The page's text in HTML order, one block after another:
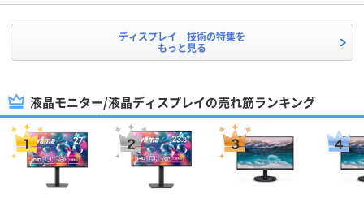
ディスプレイ 技術の特集を
もっと見る
液晶モニター/液晶ディスプレイの売れ筋ランキング